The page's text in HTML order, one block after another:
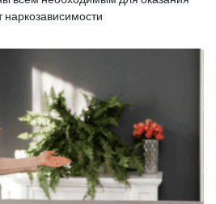
наркозависимости